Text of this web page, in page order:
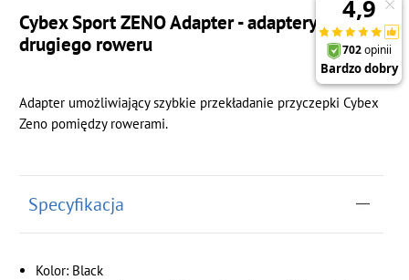
Cybex Sport ZENO Adapter - adaptery do
drugiego roweru
Adapter umożliwiający szybkie przekładanie przyczepki Cybex
Zeno pomiędzy rowerami.
Specyfikacja
Kolor: Black